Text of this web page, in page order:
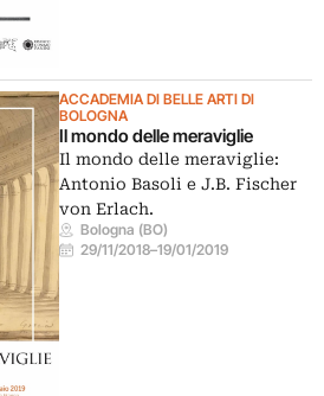
ACCADEMIA DI BELLE ARTI DI
BOLOGNA
Il mondo delle meraviglie
Il mondo delle meraviglie:
Antonio Basoli e J.B. Fischer
von Erlach.
Bologna (BO)
29/11/2018–19/01/2019